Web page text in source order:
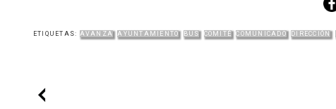
ETIQUETAS: AVANZA AYUNTAMIENTO BUS COMITÉ COMUNICADO DIRECCIÓN